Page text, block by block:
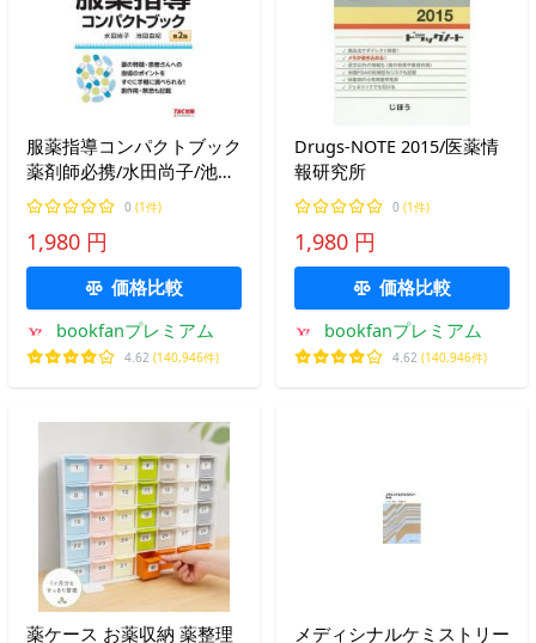
服薬指導コンパクトブック
薬剤師必携/水田尚子/池田
由紀
0 (1件)
1,980 円
価格比較
bookfanプレミアム
4.62 (140,946件)
Drugs‐NOTE 2015/医薬情
報研究所
0 (1件)
1,980 円
価格比較
bookfanプレミアム
4.62 (140,946件)
薬ケース お薬収納 薬整理 メディシナルケミストリー